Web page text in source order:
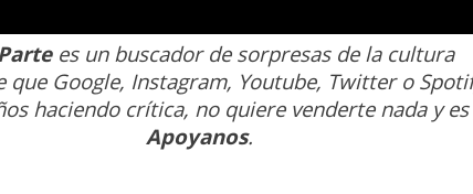
es un buscador de sorpresas de la cultura
que Google, Instagram, Youtube, Twitter o
haciendo crítica, no quiere venderte nada y
Apoyanos.